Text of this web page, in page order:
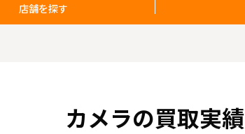
店舗を探す
カメラの買取実績